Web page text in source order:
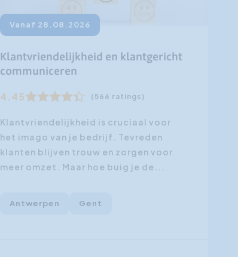
Vanaf 28.08.2026
Klantvriendelijkheid en klantgericht
communiceren
4.45 (566 ratings)
Klantvriendelijkheid is cruciaal voor
het imago van je bedrijf. Tevreden
klanten blijven trouw en zorgen voor
meer omzet. Maar hoe buig je de...
Antwerpen Gent